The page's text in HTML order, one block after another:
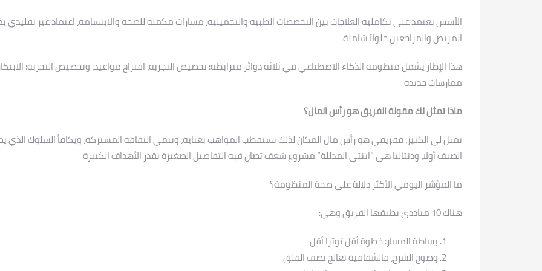
الأسس تعتمد على تكاملية العلاجات بين التخصصات الطبية والتجميلية، مسارات مكملة للصحة والابتسامة، اعتماد غير تقليدي
المريض والمراجعين حلولاً شاملة.
هذا الإطار يشمل منظومة الذكاء الاصطناعي في ثلاثة دوائر مترابطة: تخصيص التجربة، اقتراح مواعيد، وتخصيص التجربة:
ممارسات جديدة
ماذا تمثل لك مقولة الفريق هو رأس المال؟
تمثل لي الكثير، ففريقي هو رأس مال المكان لذلك نستقطب المواهب بعناية، وننمي الثقافة المشتركة، ويكافأ السلوك الذي
الضيف أولا، ودنتاليا هي “ابنتي المدللة” مشروع شغف تصان فيه التفاصيل الصغيرة بقدر الأهداف الكبيرة.
ما المؤشر اليومي الأكثر دلالة على صحة المنظومة؟
هناك 10 مباددئ يطبقها الفريق وهي:
بساطة المسار: خطوة أقل توترا أقل
وضوح الشرح، فالشفافية تعالج نصف القلق